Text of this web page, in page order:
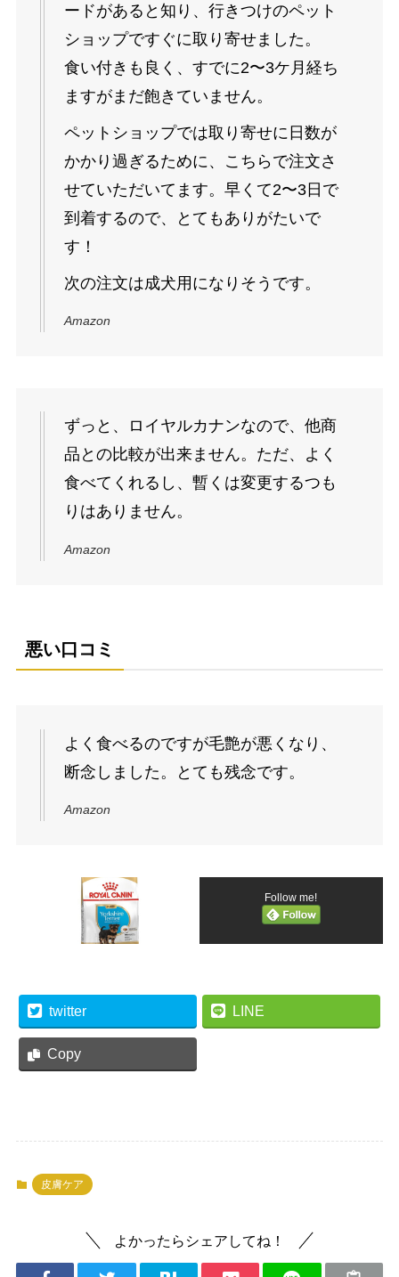
ードがあると知り、行きつけのペット
ショップですぐに取り寄せました。
食い付きも良く、すでに2〜3ケ月経ち
ますがまだ飽きていません。
ペットショップでは取り寄せに日数が
かかり過ぎるために、こちらで注文さ
せていただいてます。早くて2〜3日で
到着するので、とてもありがたいで
す！
次の注文は成犬用になりそうです。
Amazon
ずっと、ロイヤルカナンなので、他商
品との比較が出来ません。ただ、よく
食べてくれるし、暫くは変更するつも
りはありません。
Amazon
悪い口コミ
よく食べるのですが毛艶が悪くなり、
断念しました。とても残念です。
Amazon
Follow me!
twitter LINE
Copy
皮膚ケア
よかったらシェアしてね！